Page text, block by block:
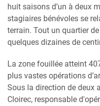
huit saisons d’un à deux
stagiaires bénévoles se
terrain. Tout un quartier
quelques dizaines de
La zone fouillée atteint
plus vastes opérations
Sous la direction de deux
Cloirec, responsable